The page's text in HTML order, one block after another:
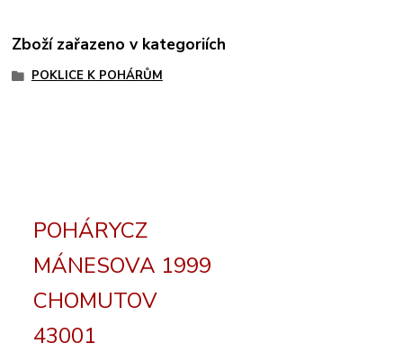
Zboží zařazeno v kategoriích
POKLICE K POHÁRŮM
POHÁRYCZ
MÁNESOVA 1999
CHOMUTOV
43001